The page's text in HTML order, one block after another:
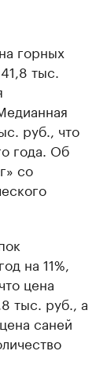
горных
тыс.
руб., что
года. Об
со
на 11%,
цена
тыс. руб., а
саней